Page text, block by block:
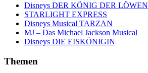
Disneys DER KÖNIG DER LÖWEN
STARLIGHT EXPRESS
Disneys Musical TARZAN
MJ – Das Michael Jackson Musical
Disneys DIE EISKÖNIGIN
Themen